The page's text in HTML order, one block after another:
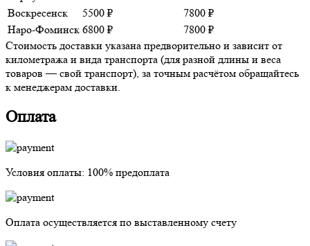
Воскресенск
5500 ₽
7800 ₽
Наро-Фоминск 6800 ₽
7800 ₽
Стоимость доставки указана предворительно и зависит от
километража и вида транспорта (для разной длины и веса
товаров — свой транспорт), за точным расчётом обращайтесь
к менеджерам доставки.
Оплата
Условия оплаты: 100% предоплата
Оплата осуществляется по выставленному счету